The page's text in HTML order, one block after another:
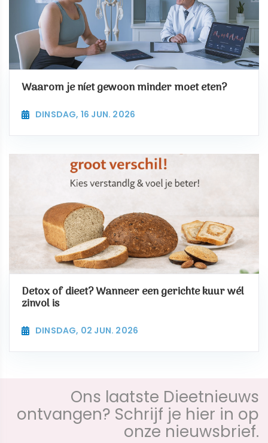
Waarom je níet gewoon minder moet eten?
DINSDAG, 16 JUN. 2026
Detox of dieet? Wanneer een gerichte kuur wél
zinvol is
DINSDAG, 02 JUN. 2026
Ons laatste Dieetnieuws
ontvangen? Schrijf je hier in op
onze nieuwsbrief.